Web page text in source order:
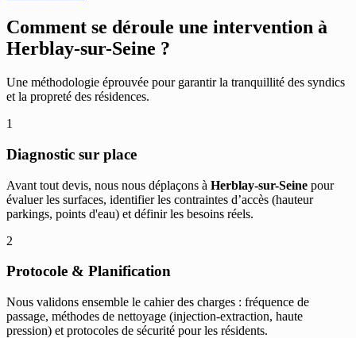
Comment se déroule une intervention à
Herblay-sur-Seine ?
Une méthodologie éprouvée pour garantir la tranquillité des syndics
et la propreté des résidences.
1
Diagnostic sur place
Avant tout devis, nous nous déplaçons à Herblay-sur-Seine pour
évaluer les surfaces, identifier les contraintes d’accès (hauteur
parkings, points d'eau) et définir les besoins réels.
2
Protocole & Planification
Nous validons ensemble le cahier des charges : fréquence de
passage, méthodes de nettoyage (injection-extraction, haute
pression) et protocoles de sécurité pour les résidents.